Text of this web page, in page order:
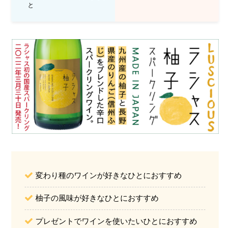
と
変わり種のワインが好きなひとにおすすめ
柚子の風味が好きなひとにおすすめ
プレゼントでワインを使いたいひとにおすすめ